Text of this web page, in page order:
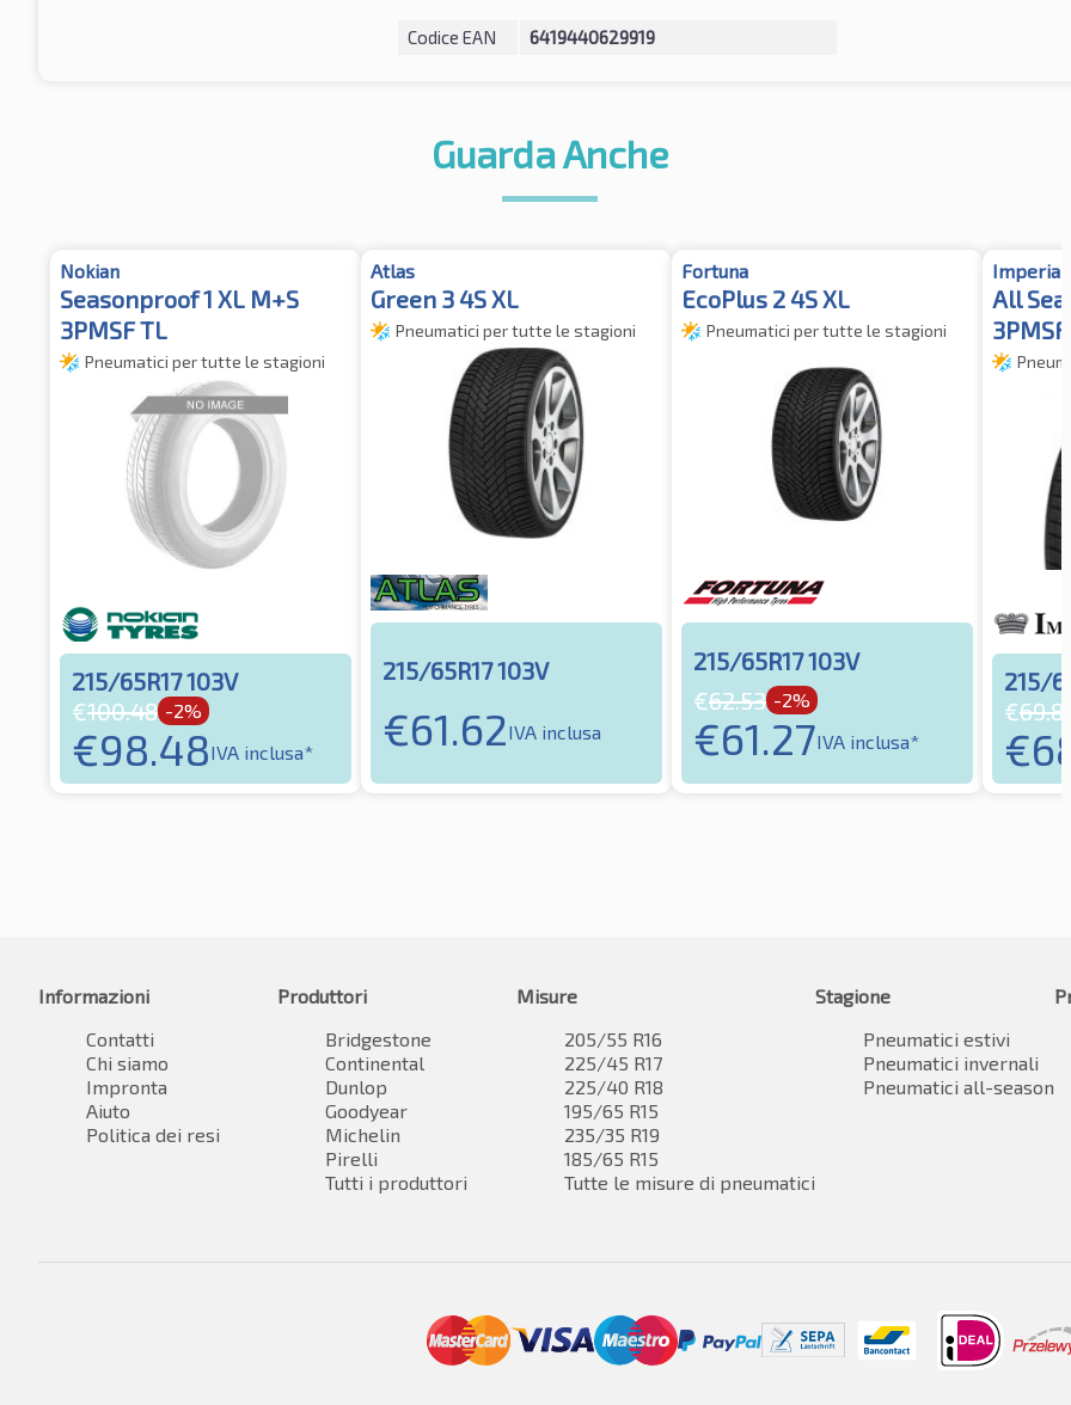
Codice EAN 6419440629919
Guarda Anche
Nokian
Seasonproof 1 XL M+S
3PMSF TL
Pneumatici per tutte le stagioni
215/65R17 103V
€100.48 -2%
€98.48IVA inclusa*
Atlas
Green 3 4S XL
Pneumatici per tutte le stagioni
215/65R17 103V
€61.62IVA inclusa
Fortuna
EcoPlus 2 4S XL
Pneumatici per tutte le stagioni
215/65R17 103V
€62.53 -2%
€61.27IVA inclusa*
Imperial
All
3PMSF
215/
€69.81
€
Informazioni
Contatti
Chi siamo
Impronta
Aiuto
Politica dei resi
Produttori
Bridgestone
Continental
Dunlop
Goodyear
Michelin
Pirelli
Tutti i produttori
Misure
205/55 R16
225/45 R17
225/40 R18
195/65 R15
235/35 R19
185/65 R15
Tutte le misure di pneumatici
Stagione
Pneumatici estivi
Pneumatici invernali
Pneumatici all-season